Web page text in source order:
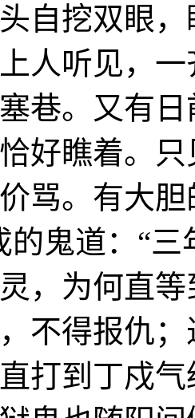
自挖双眼
人听见，
巷。又有
好瞧着。
骂。有大
的鬼道：“
，为何直
不得报仇
打到丁戍